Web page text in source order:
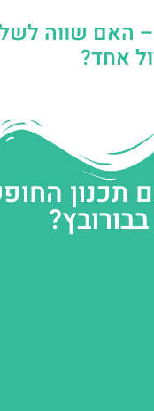
אחד?
תכנון
בבורובץ?